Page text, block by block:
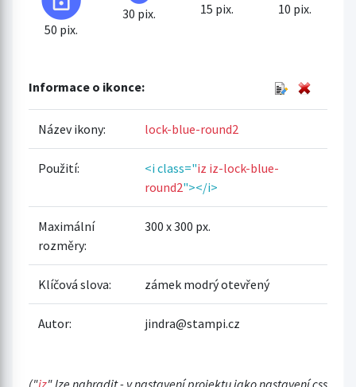
50 pix.
30 pix. 15 pix. 10 pix.
Informace o ikonce:
Název ikony: lock-blue-round2
Použití: <i class="iz iz-lock-blue-
round2"></i>
Maximální
rozměry:
300 x 300 px.
Klíčová slova: zámek modrý otevřený
Autor: jindra@stampi.cz
("iz" lze nahradit - v nastavení projektu jako nastavení css